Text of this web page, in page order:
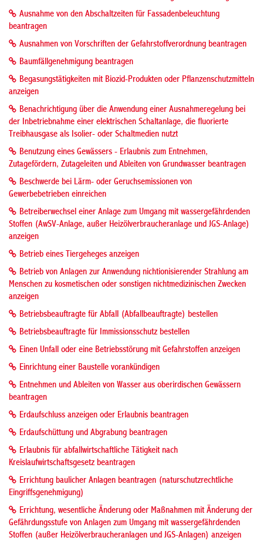
Ausnahme von den Abschaltzeiten für Fassadenbeleuchtung
beantragen
Ausnahmen von Vorschriften der Gefahrstoffverordnung beantragen
Baumfällgenehmigung beantragen
Begasungstätigkeiten mit Biozid-Produkten oder Pflanzenschutzmitteln
anzeigen
Benachrichtigung über die Anwendung einer Ausnahmeregelung bei
der Inbetriebnahme einer elektrischen Schaltanlage, die fluorierte
Treibhausgase als Isolier- oder Schaltmedien nutzt
Benutzung eines Gewässers - Erlaubnis zum Entnehmen,
Zutagefördern, Zutageleiten und Ableiten von Grundwasser beantragen
Beschwerde bei Lärm- oder Geruchsemissionen von
Gewerbebetrieben einreichen
Betreiberwechsel einer Anlage zum Umgang mit wassergefährdenden
Stoffen (AwSV-Anlage, außer Heizölverbraucheranlage und JGS-Anlage)
anzeigen
Betrieb eines Tiergeheges anzeigen
Betrieb von Anlagen zur Anwendung nichtionisierender Strahlung am
Menschen zu kosmetischen oder sonstigen nichtmedizinischen Zwecken
anzeigen
Betriebsbeauftragte für Abfall (Abfallbeauftragte) bestellen
Betriebsbeauftragte für Immissionsschutz bestellen
Einen Unfall oder eine Betriebsstörung mit Gefahrstoffen anzeigen
Einrichtung einer Baustelle vorankündigen
Entnehmen und Ableiten von Wasser aus oberirdischen Gewässern
beantragen
Erdaufschluss anzeigen oder Erlaubnis beantragen
Erdaufschüttung und Abgrabung beantragen
Erlaubnis für abfallwirtschaftliche Tätigkeit nach
Kreislaufwirtschaftsgesetz beantragen
Errichtung baulicher Anlagen beantragen (naturschutzrechtliche
Eingriffsgenehmigung)
Errichtung, wesentliche Änderung oder Maßnahmen mit Änderung der
Gefährdungsstufe von Anlagen zum Umgang mit wassergefährdenden
Stoffen (außer Heizölverbraucheranlagen und JGS-Anlagen) anzeigen